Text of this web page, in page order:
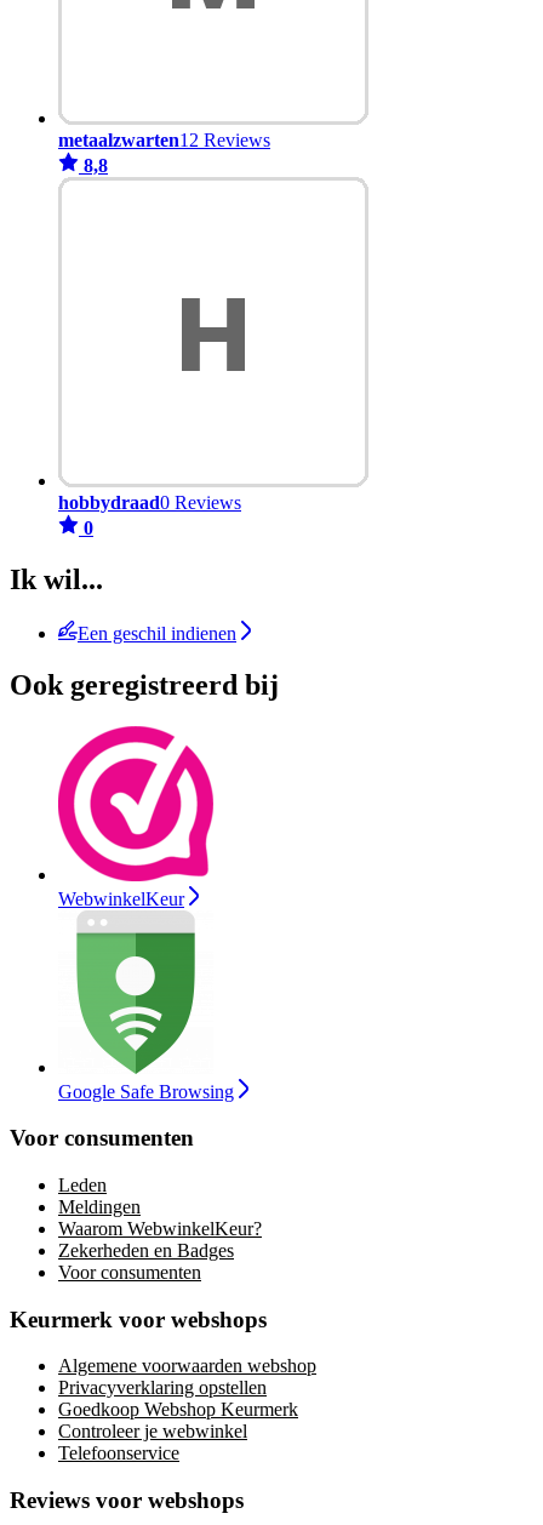
metaalzwarten12 Reviews
8,8
hobbydraad0 Reviews
0
Ik wil...
Een geschil indienen
Ook geregistreerd bij
WebwinkelKeur
Google Safe Browsing
Voor consumenten
Leden
Meldingen
Waarom WebwinkelKeur?
Zekerheden en Badges
Voor consumenten
Keurmerk voor webshops
Algemene voorwaarden webshop
Privacyverklaring opstellen
Goedkoop Webshop Keurmerk
Controleer je webwinkel
Telefoonservice
Reviews voor webshops